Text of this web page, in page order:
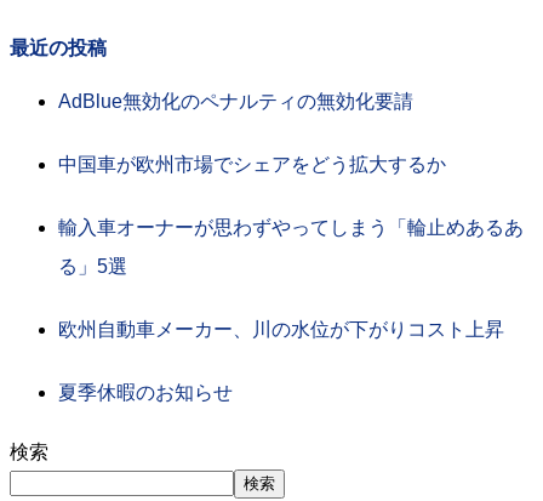
最近の投稿
AdBlue無効化のペナルティの無効化要請
中国車が欧州市場でシェアをどう拡大するか
輸入車オーナーが思わずやってしまう「輪止めあるあ
る」5選
欧州自動車メーカー、川の水位が下がりコスト上昇
夏季休暇のお知らせ
検索
検索